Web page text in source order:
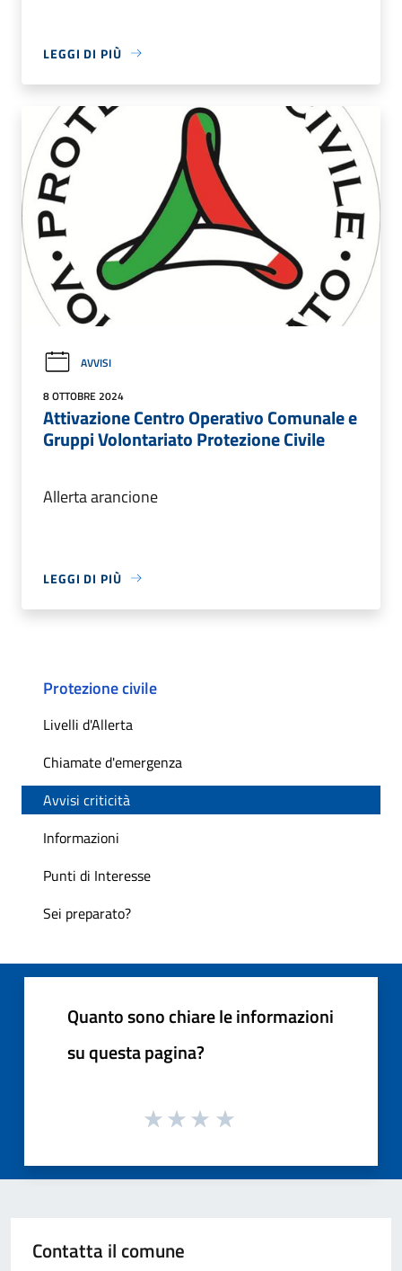
LEGGI DI PIÙ
AVVISI
8 OTTOBRE 2024
Attivazione Centro Operativo Comunale e
Gruppi Volontariato Protezione Civile
Allerta arancione
LEGGI DI PIÙ
Protezione civile
Livelli d'Allerta
Chiamate d'emergenza
Avvisi criticità
Informazioni
Punti di Interesse
Sei preparato?
Quanto sono chiare le informazioni
su questa pagina?
Contatta il comune